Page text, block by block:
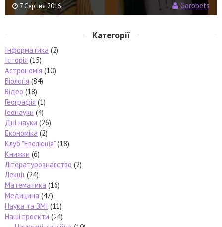
7 Серпня 2016 Gorobets
Категорії
Інформатика (2)
Історія (15)
Астрономія (10)
Біологія (84)
Відео (18)
Географія (1)
Геонауки (4)
Дні науки (26)
Економіка (2)
Клуб "Еволюція" (18)
Книжки (6)
Літературознавство (2)
Лекції (24)
Математика (16)
Медицина (47)
Наука та ЗМІ (11)
Наші проєкти (24)